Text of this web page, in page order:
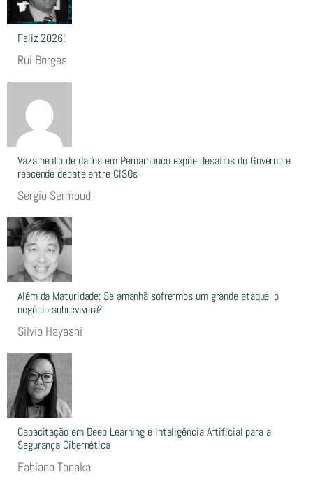
Feliz 2026!
Rui Borges
Vazamento de dados em Pernambuco expõe desafios do Governo e
reacende debate entre CISOs
Sergio Sermoud
Além da Maturidade: Se amanhã sofrermos um grande ataque, o
negócio sobreviverá?
Silvio Hayashi
Capacitação em Deep Learning e Inteligência Artificial para a
Segurança Cibernética
Fabiana Tanaka